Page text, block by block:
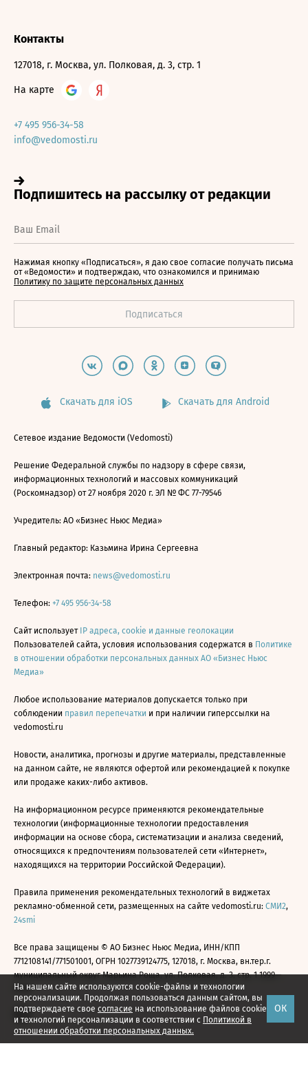
На нашем сайте используются cookie-файлы и технологии
персонализации. Продолжая пользоваться данным сайтом, вы
подтверждаете свое согласие на использование файлов cookie
и технологий персонализации в соответствии с Политикой в
отношении обработки персональных данных.
ОК
Контакты
127018, г. Москва, ул. Полковая, д. 3, стр. 1
На карте
+7 495 956-34-58
info@vedomosti.ru
Нажимая кнопку «Подписаться», я даю свое согласие получать письма
от «Ведомости» и подтверждаю, что ознакомился и принимаю
Политику по защите персональных данных
Скачать для iOS Скачать для Android
Сетевое издание Ведомости (Vedomosti)
Решение Федеральной службы по надзору в сфере связи,
информационных технологий и массовых коммуникаций
(Роскомнадзор) от 27 ноября 2020 г. ЭЛ № ФС 77-79546
Учредитель: АО «Бизнес Ньюс Медиа»
Главный редактор: Казьмина Ирина Сергеевна
Электронная почта: news@vedomosti.ru
Телефон: +7 495 956-34-58
Сайт использует IP адреса, cookie и данные геолокации
Пользователей сайта, условия использования содержатся в Политике
в отношении обработки персональных данных АО «Бизнес Ньюс
Медиа»
Любое использование материалов допускается только при
соблюдении правил перепечатки и при наличии гиперссылки на
vedomosti.ru
Новости, аналитика, прогнозы и другие материалы, представленные
на данном сайте, не являются офертой или рекомендацией к покупке
или продаже каких-либо активов.
На информационном ресурсе применяются рекомендательные
технологии (информационные технологии предоставления
информации на основе сбора, систематизации и анализа сведений,
относящихся к предпочтениям пользователей сети «Интернет»,
находящихся на территории Российской Федерации).
Правила применения рекомендательных технологий в виджетах
рекламно-обменной сети, размещенных на сайте vedomosti.ru: СМИ2,
24smi
Все права защищены © АО Бизнес Ньюс Медиа, ИНН/КПП
7712108141/771501001, ОГРН 1027739124775, 127018, г. Москва, вн.тер.г.
муниципальный округ Марьина Роща, ул. Полковая, д. 3, стр. 1 1999—
2026